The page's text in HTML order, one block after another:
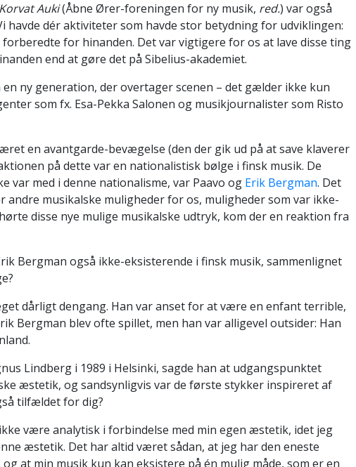
Korvat Auki(Åbne Ører-foreningen for ny musik, red.) var også
havde dér aktiviteter som havde stor betydning for udviklingen:
for hinanden. Det var vigtigere for os at lave disse ting
end at gøre det på Sibelius-akademiet.
ny generation, der overtager scenen – det gælder ikke kun
som fx. Esa-Pekka Salonen og musikjournalister som Risto
en avantgarde-bevægelse (den der gik ud på at save klaverer
på dette var en nationalistisk bølge i finsk musik. De
var med i denne nationalisme, var Paavo og Erik Bergman. Det
andre musikalske muligheder for os, muligheder som var ikke-
disse nye mulige musikalske udtryk, kom der en reaktion fra
Bergman også ikke-eksisterende i finsk musik, sammenlignet
dårligt dengang. Han var anset for at være en enfant terrible,
Bergman blev ofte spillet, men han var alligevel outsider: Han
Lindberg i 1989 i Helsinki, sagde han at udgangspunktet
æstetik, og sandsynligvis var de første stykker inspireret af
tilfældet for dig?
ikke være analytisk i forbindelse med min egen æstetik, idet jeg
æstetik. Det har altid været sådan, at jeg har den eneste
at min musik kun kan eksistere på én mulig måde, som er en